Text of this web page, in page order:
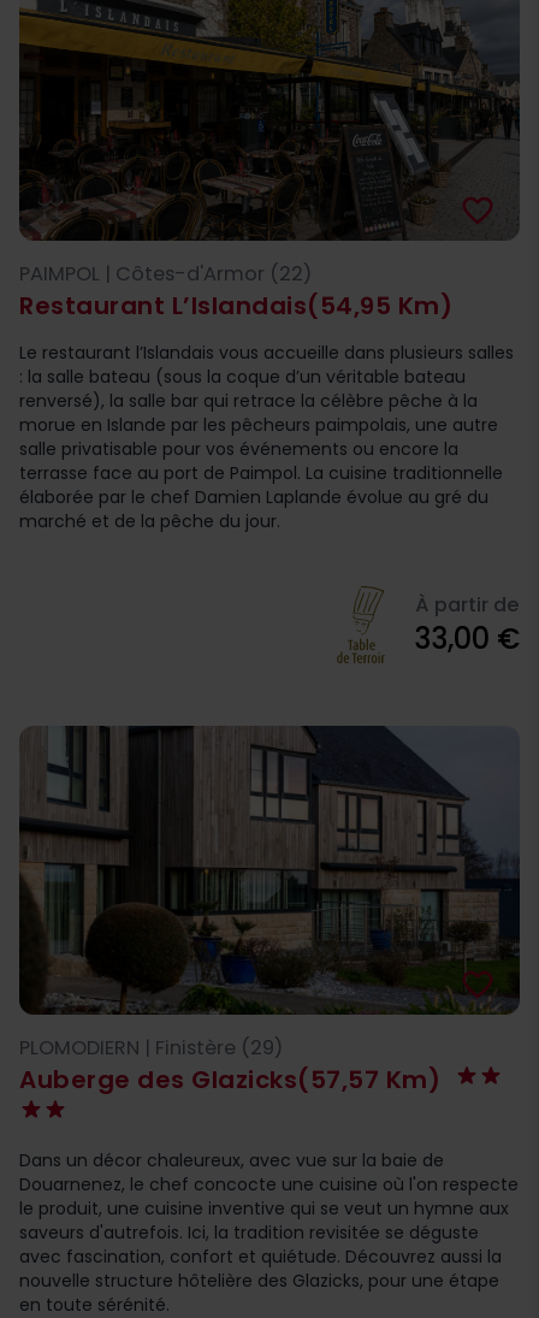
Restaurant L’Islandais(54,95 Km)
favorite_border
PAIMPOL | Côtes-d'Armor (22)
Le restaurant l’Islandais vous accueille dans plusieurs salles
: la salle bateau (sous la coque d’un véritable bateau
renversé), la salle bar qui retrace la célèbre pêche à la
morue en Islande par les pêcheurs paimpolais, une autre
salle privatisable pour vos événements ou encore la
terrasse face au port de Paimpol. La cuisine traditionnelle
élaborée par le chef Damien Laplande évolue au gré du
marché et de la pêche du jour.
À partir de
33,00 €
Auberge des Glazicks(57,57 Km)
favorite_border
PLOMODIERN | Finistère (29)
Dans un décor chaleureux, avec vue sur la baie de
Douarnenez, le chef concocte une cuisine où l'on respecte
le produit, une cuisine inventive qui se veut un hymne aux
saveurs d'autrefois. Ici, la tradition revisitée se déguste
avec fascination, confort et quiétude. Découvrez aussi la
nouvelle structure hôtelière des Glazicks, pour une étape
en toute sérénité.